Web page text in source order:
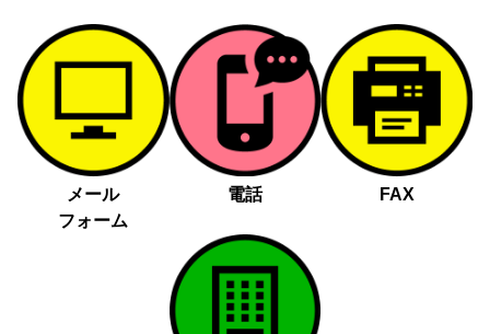
メール
フォーム
電話 FAX